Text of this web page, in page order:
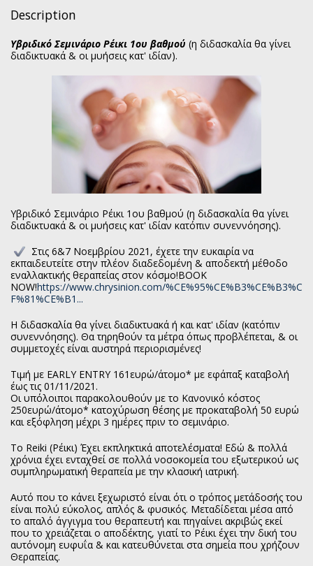
Description
Υβριδικό Σεμινάριο Ρέικι 1ου βαθμού (η διδασκαλία θα γίνει
διαδικτυακά & οι μυήσεις κατ' ιδίαν).
Υβριδικό Σεμινάριο Ρέικι 1ου βαθμού (η διδασκαλία θα γίνει
διαδικτυακά & οι μυήσεις κατ' ιδίαν κατόπιν συνεννόησης).
Στις 6&7 Νοεμβρίου 2021, έχετε την ευκαιρία να
εκπαιδευτείτε στην πλέον διαδεδομένη & αποδεκτή μέθοδο
εναλλακτικής θεραπείας στον κόσμο!BOOK
NOW!https://www.chrysinion.com/%CE%95%CE%B3%CE%B3%C
F%81%CE%B1...
Η διδασκαλία θα γίνει διαδικτυακά ή και κατ' ιδίαν (κατόπιν
συνεννόησης). Θα τηρηθούν τα μέτρα όπως προβλέπεται, & οι
συμμετοχές είναι αυστηρά περιορισμένες!
Τιμή με EARLY ENTRY 161ευρώ/άτομο* με εφάπαξ καταβολή
έως τις 01/11/2021.
Οι υπόλοιποι παρακολουθούν με το Κανονικό κόστος
250ευρώ/άτομο* κατοχύρωση θέσης με προκαταβολή 50 ευρώ
και εξόφληση μέχρι 3 ημέρες πριν το σεμινάριο.
Το Reiki (Ρέικι) Έχει εκπληκτικά αποτελέσματα! Εδώ & πολλά
χρόνια έχει ενταχθεί σε πολλά νοσοκομεία του εξωτερικού ως
συμπληρωματική θεραπεία με την κλασική ιατρική.
Αυτό που το κάνει ξεχωριστό είναι ότι ο τρόπος μετάδοσής του
είναι πολύ εύκολος, απλός & φυσικός. Μεταδίδεται μέσα από
το απαλό άγγιγμα του θεραπευτή και πηγαίνει ακριβώς εκεί
που το χρειάζεται ο αποδέκτης, γιατί το Ρέικι έχει την δική του
αυτόνομη ευφυΐα & και κατευθύνεται στα σημεία που χρήζουν
Θεραπείας.